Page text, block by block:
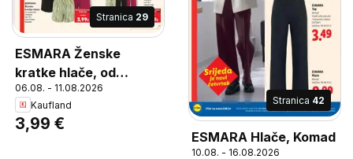
Stranica 29
ESMARA Ženske
kratke hlače, od
umjetnih vlakana,
razne boje, vel. S-L
06.08. - 11.08.2026
Kaufland
3,99 €
Stranica 42
ESMARA Hlače, Komad
10.08. - 16.08.2026